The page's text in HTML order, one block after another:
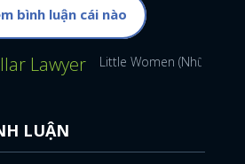
bình luận cái nào
Lawyer Little Women (Những
LUẬN